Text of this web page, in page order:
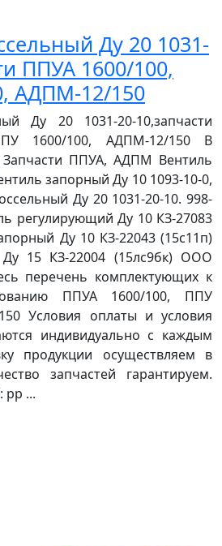
Ду 20 1031-
ППУА 1600/100,
АДПМ-12/150
Ду 20 1031-20-10,запчасти
1600/100, АДПМ-12/150 В
Запчасти ППУА, АДПМ Вентиль
запорный Ду 10 1093-10-0,
Ду 20 1031-20-10. 998-
регулирующий Ду 10 КЗ-27083
Ду 10 КЗ-22043 (15с11п)
15 КЗ-22004 (15лс9бк) ООО
перечень комплектующих к
ППУА 1600/100, ППУ
Условия оплаты и условия
индивидуально с каждым
продукции осуществляем в
запчастей гарантируем.
pp ...